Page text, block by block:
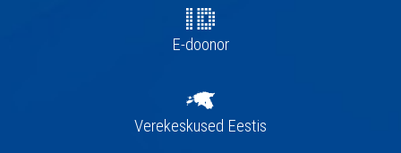
E-doonor
Verekeskused Eestis